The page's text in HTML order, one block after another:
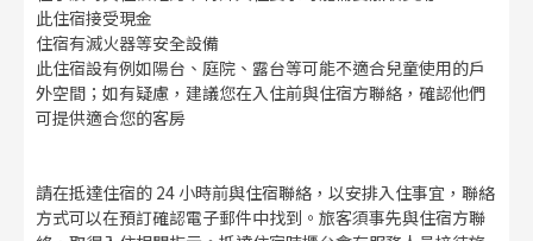
此住宿接受現金
住宿有滅火器等安全設備
此住宿設有例如陽台、庭院、露台等可能不適合兒童使用的戶
外空間；如有疑慮，建議您在入住前與住宿方聯絡，確認他們
可提供適合您的客房
請在抵達住宿的 24 小時前與住宿聯絡，以安排入住事宜，聯絡
方式可以在預訂確認電子郵件中找到。旅客須事先與住宿方聯